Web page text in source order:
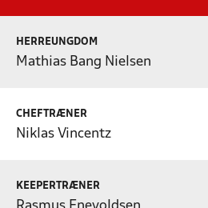
HERREUNGDOM
Mathias Bang Nielsen
CHEFTRÆNER
Niklas Vincentz
KEEPERTRÆNER